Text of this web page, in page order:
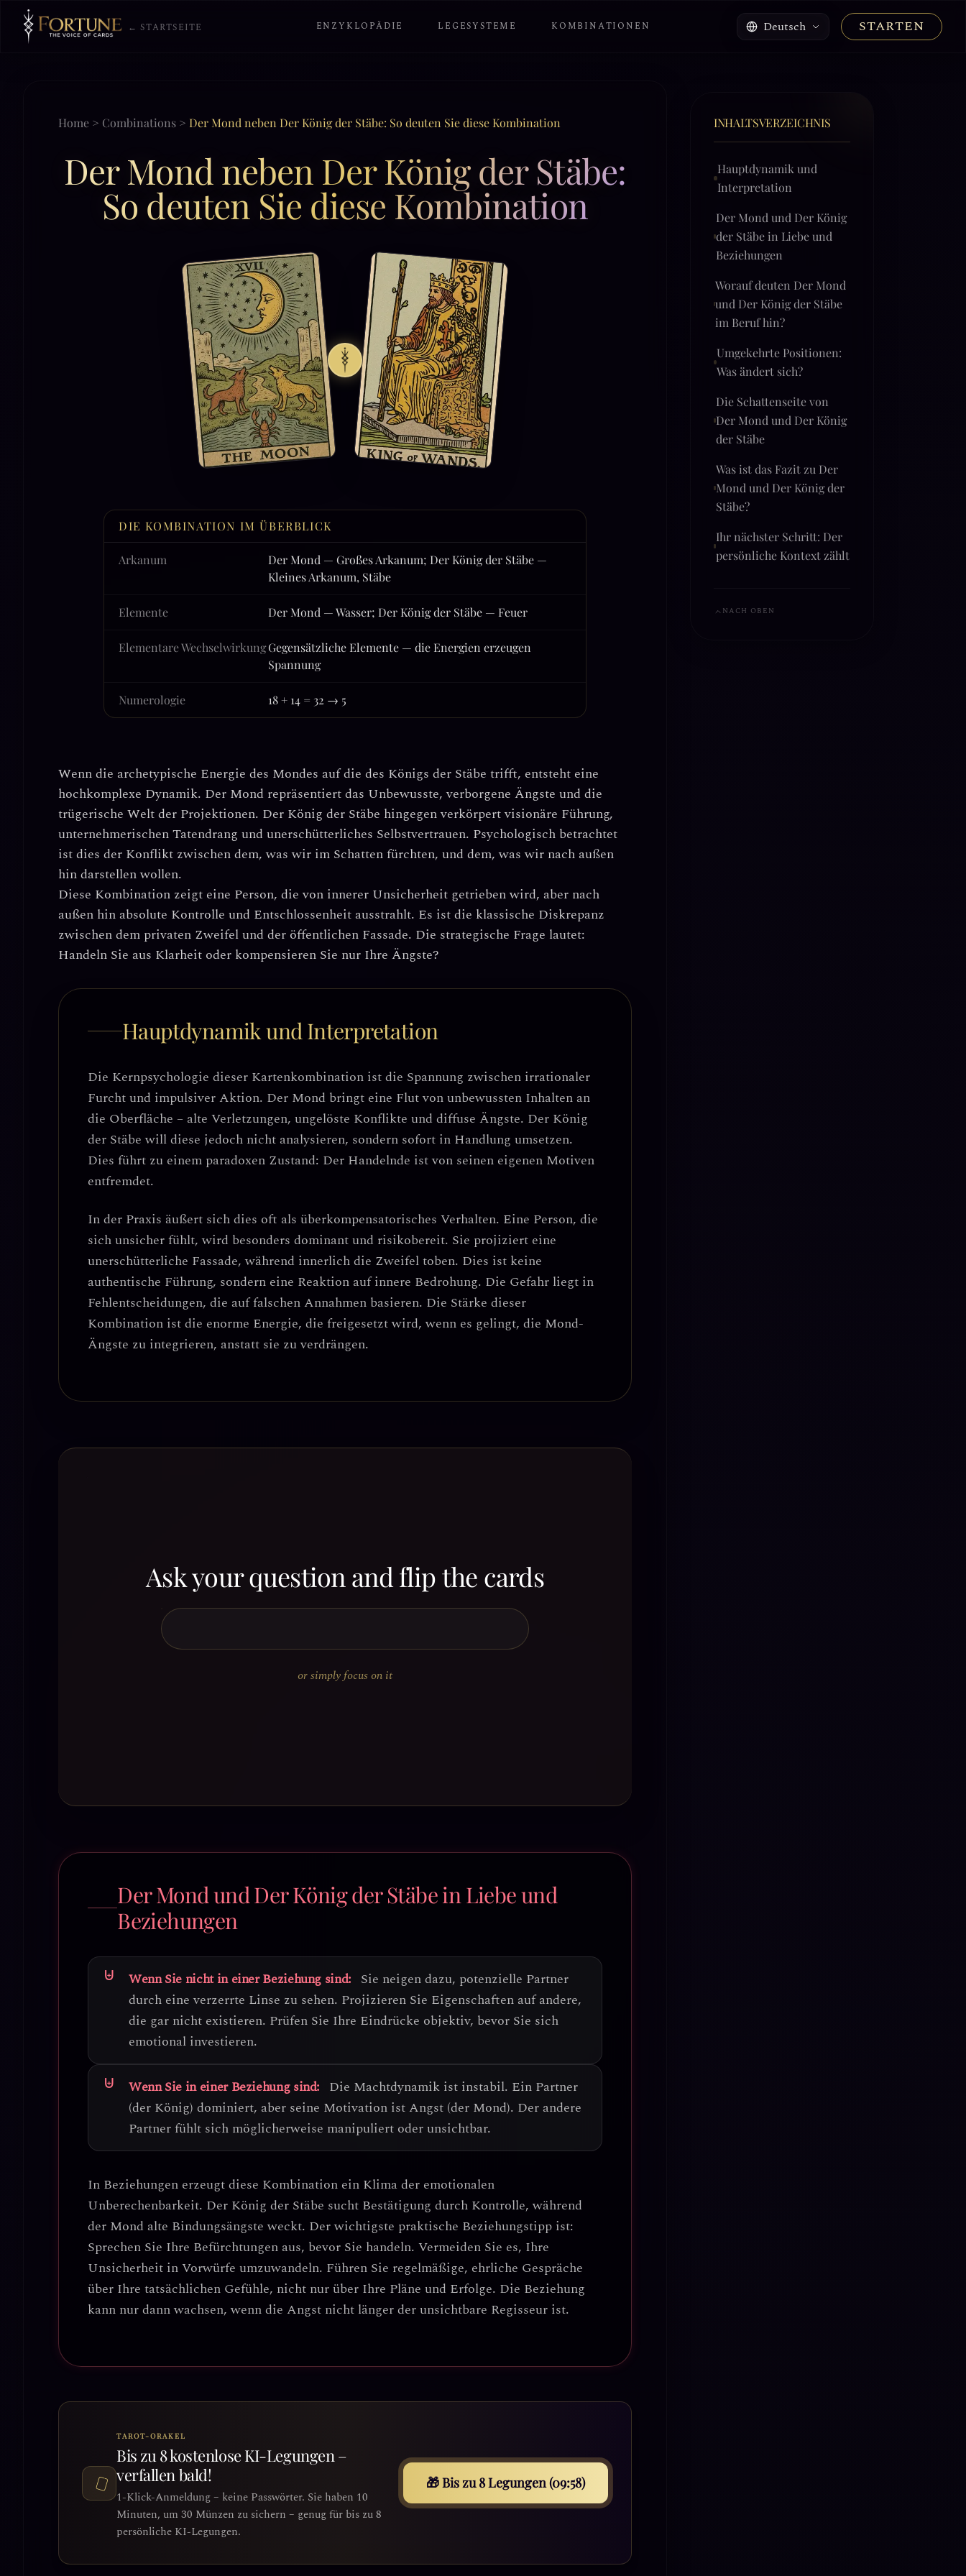
← STARTSEITE ENZYKLOPÄDIE LEGESYSTEME KOMBINATIONEN Deutsch STARTEN
Home > Combinations > Der Mond neben Der König der Stäbe: So deuten Sie diese Kombination
Der Mond neben Der König der Stäbe:
So deuten Sie diese Kombination
DIE KOMBINATION IM ÜBERBLICK
Arkanum
Der Mond — Großes Arkanum; Der König der Stäbe —
Kleines Arkanum, Stäbe
Elemente Der Mond — Wasser; Der König der Stäbe — Feuer
Elementare WechselwirkungGegensätzliche Elemente — die Energien erzeugen
Spannung
Numerologie 18 + 14 = 32 → 5
Wenn die archetypische Energie des Mondes auf die des Königs der Stäbe trifft, entsteht eine
hochkomplexe Dynamik. Der Mond repräsentiert das Unbewusste, verborgene Ängste und die
trügerische Welt der Projektionen. Der König der Stäbe hingegen verkörpertvisionäre Führung,
unternehmerischen Tatendrang und unerschütterliches Selbstvertrauen. Psychologisch betrachtet
ist dies der Konflikt zwischen dem, was wir im Schatten fürchten, und dem, was wir nach außen
hin darstellen wollen.
Diese Kombination zeigt eine Person, dievon innerer Unsicherheit getrieben wird, aber nach
außen hin absolute Kontrolle und Entschlossenheit ausstrahlt. Es ist die klassische Diskrepanz
zwischen dem privaten Zweifel und der öffentlichen Fassade. Die strategische Frage lautet:
Handeln Sie aus Klarheit oder kompensieren Sie nur Ihre Ängste?
Hauptdynamik und Interpretation
Die Kernpsychologie dieser Kartenkombination ist die Spannung zwischen irrationaler
Furcht und impulsiver Aktion. Der Mond bringt eine Flut von unbewussten Inhalten an
die Oberfläche – alte Verletzungen, ungelöste Konflikte und diffuse Ängste. Der König
der Stäbe will diese jedoch nicht analysieren, sondern sofort in Handlung umsetzen.
Dies führt zu einem paradoxen Zustand: Der Handelnde ist von seinen eigenen Motiven
entfremdet.
In der Praxis äußert sich dies oft als überkompensatorisches Verhalten. Eine Person, die
sich unsicher fühlt, wird besonders dominant und risikobereit. Sie projiziert eine
unerschütterliche Fassade, während innerlich die Zweifel toben. Dies ist keine
authentische Führung, sondern eine Reaktion auf innere Bedrohung. Die Gefahr liegt in
Fehlentscheidungen, die auf falschen Annahmen basieren. Die Stärke dieser
Kombination ist die enorme Energie, die freigesetzt wird, wenn es gelingt, die Mond-
Ängste zu integrieren, anstatt sie zu verdrängen.
Ask your question and flip the cards
or simply focus on it
Der Mond und Der König der Stäbe in Liebe und
Beziehungen
Wenn Sie nicht in einer Beziehung sind: Sie neigen dazu, potenzielle Partner
durch eine verzerrte Linse zu sehen. Projizieren Sie Eigenschaften auf andere,
die gar nicht existieren. Prüfen Sie Ihre Eindrücke objektiv, bevor Sie sich
emotional investieren.
Wenn Sie in einer Beziehung sind: Die Machtdynamik ist instabil. Ein Partner
(der König) dominiert, aber seine Motivation ist Angst (der Mond). Der andere
Partner fühlt sich möglicherweise manipuliert oder unsichtbar.
In Beziehungen erzeugt diese Kombination ein Klima der emotionalen
Unberechenbarkeit. Der König der Stäbe sucht Bestätigung durch Kontrolle, während
der Mond alte Bindungsängste weckt. Der wichtigste praktische Beziehungstipp ist:
Sprechen Sie Ihre Befürchtungen aus, bevor Sie handeln. Vermeiden Sie es, Ihre
Unsicherheit in Vorwürfe umzuwandeln. Führen Sie regelmäßige, ehrliche Gespräche
über Ihre tatsächlichen Gefühle, nicht nur über Ihre Pläne und Erfolge. Die Beziehung
kann nur dann wachsen, wenn die Angst nicht länger der unsichtbare Regisseur ist.
TAROT-ORAKEL
Bis zu 8 kostenlose KI-Legungen –
verfallen bald!
1-Klick-Anmeldung – keine Passwörter. Sie haben 10
Minuten, um 30 Münzen zu sichern – genug für bis zu 8
persönliche KI-Legungen.
🎁 Bis zu 8 Legungen (09:56)
INHALTSVERZEICHNIS
Hauptdynamik und
Interpretation
Der Mond und Der König
der Stäbe in Liebe und
Beziehungen
Worauf deuten Der Mond
und Der König der Stäbe
im Beruf hin?
Umgekehrte Positionen:
Was ändert sich?
Die Schattenseite von
Der Mond und Der König
der Stäbe
Was ist das Fazit zu Der
Mond und Der König der
Stäbe?
Ihr nächster Schritt: Der
persönliche Kontext zählt
NACH OBEN